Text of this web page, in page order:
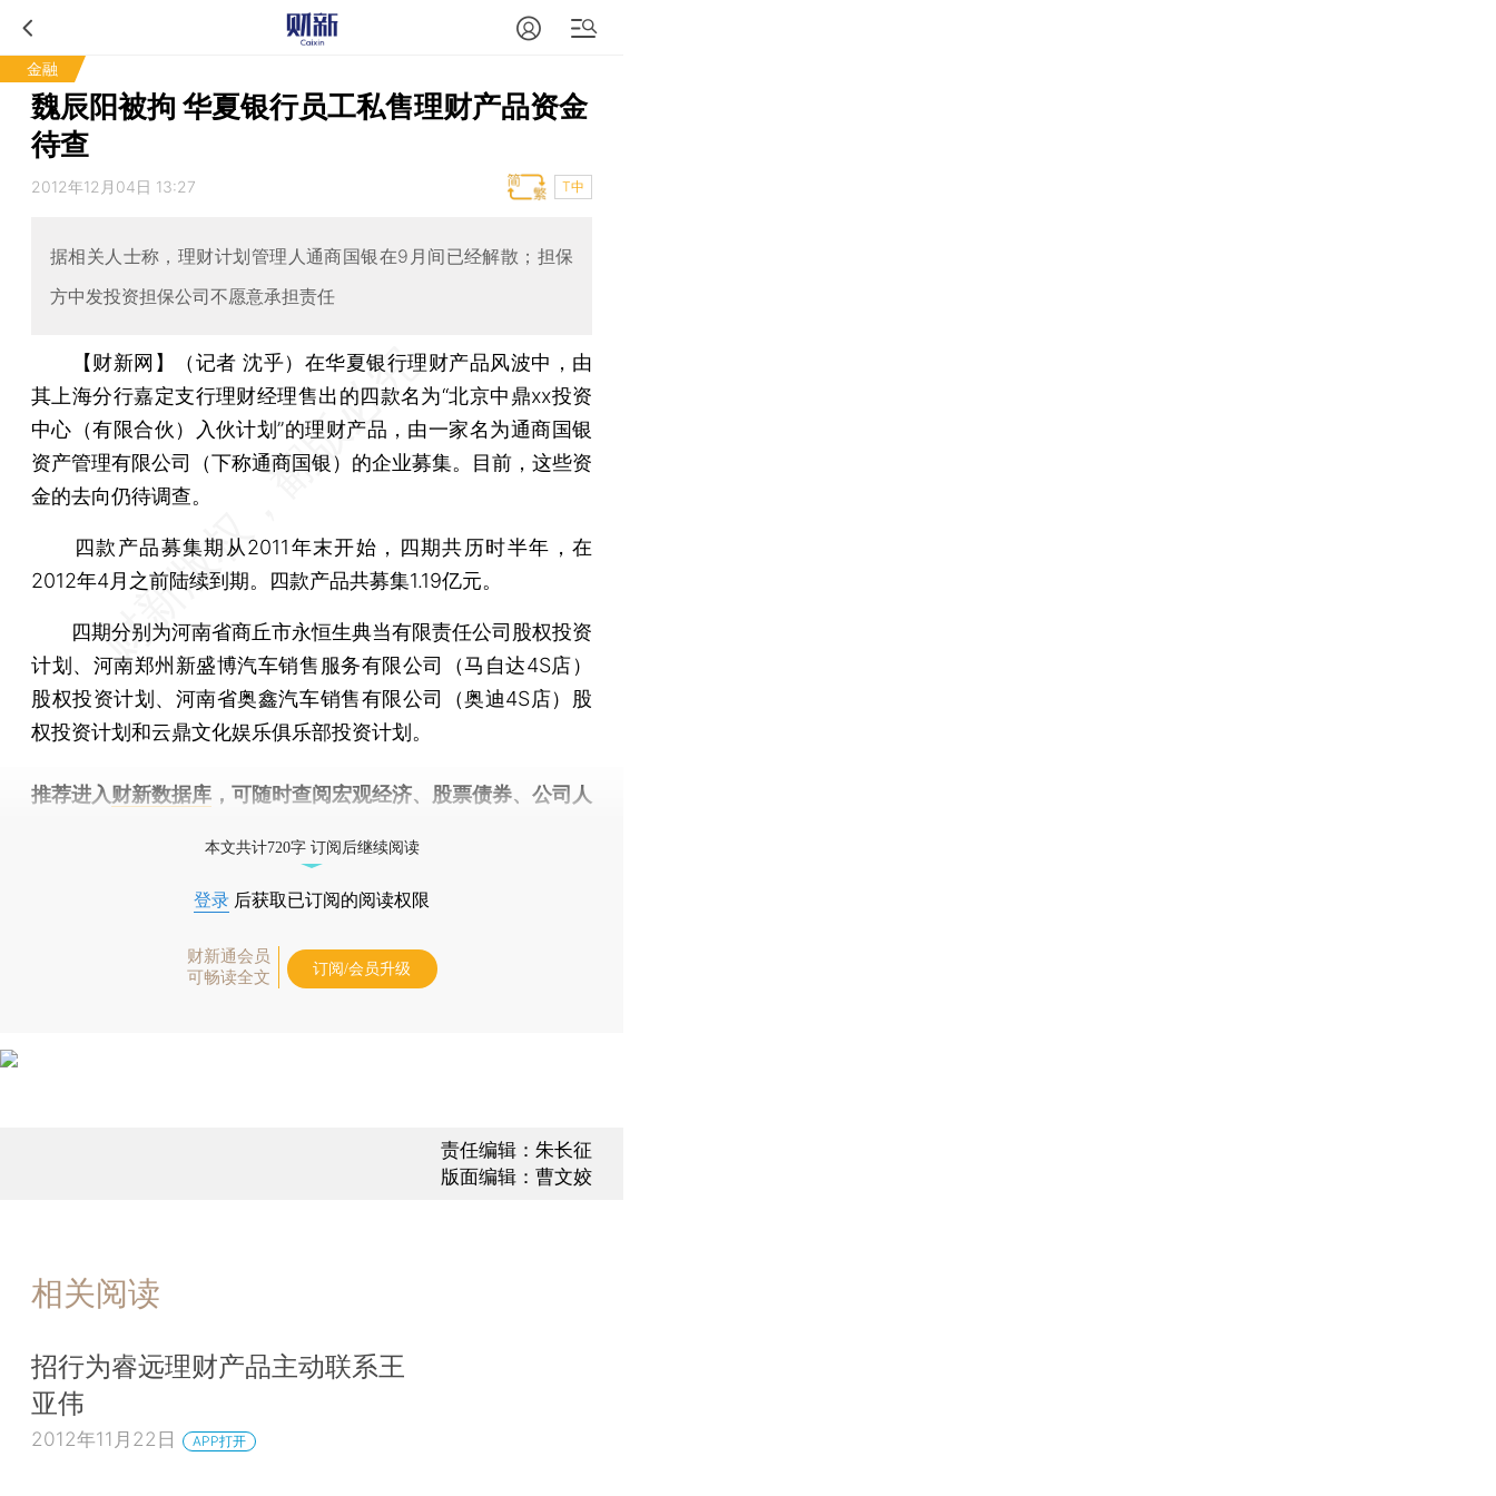
金融
魏辰阳被拘 华夏银行员工私售理财产品资金
待查
2012年12月04日 13:27 T中
据相关人士称，理财计划管理人通商国银在9月间已经解散；担保
方中发投资担保公司不愿意承担责任
【财新网】（记者 沈乎） 在华夏银行理财产品风波中，由
其上海分行嘉定支行理财经理售出的四款名为“北京中鼎xx投资
中心（有限合伙）入伙计划”的理财产品，由一家名为通商国银
资产管理有限公司（下称通商国银）的企业募集。目前，这些资
金的去向仍待调查。
四款产品募集期从2011年末开始，四期共历时半年，在
2012年4月之前陆续到期。四款产品共募集1.19亿元。
四期分别为河南省商丘市永恒生典当有限责任公司股权投资
计划、河南郑州新盛博汽车销售服务有限公司（马自达4S店）
股权投资计划、河南省奥鑫汽车销售有限公司（奥迪4S店）股
权投资计划和云鼎文化娱乐俱乐部投资计划。
推荐进入财新数据库 ，可随时查阅宏观经济、股票债券、公司人
本文共计720字 订阅后继续阅读
登录 后获取已订阅的阅读权限
财新通会员
可畅读全文
订阅/会员升级
责任编辑：朱长征
版面编辑：曹文姣
相关阅读
招行为睿远理财产品主动联系王
亚伟
2012年11月22日 APP打开